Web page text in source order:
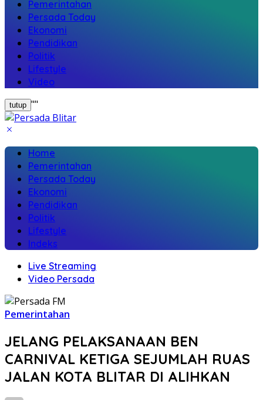
Pemerintahan
Persada Today
Ekonomi
Pendidikan
Politik
Lifestyle
Video
tutup ""
Home
Pemerintahan
Persada Today
Ekonomi
Pendidikan
Politik
Lifestyle
Indeks
Live Streaming
Video Persada
Pemerintahan
JELANG PELAKSANAAN BEN
CARNIVAL KETIGA SEJUMLAH RUAS
JALAN KOTA BLITAR DI ALIHKAN